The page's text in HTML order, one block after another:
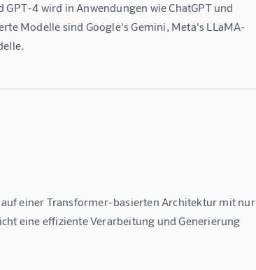
4 wird in Anwendungen wie ChatGPT und
Modelle sind Google's Gemini, Meta's LLaMA-
einer Transformer-basierten Architektur mit nur
eine effiziente Verarbeitung und Generierung